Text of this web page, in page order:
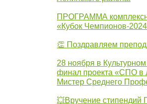
ПРОГРАММА
«Кубок Чемпионов-
👏 Поздравляем
28 ноября в
финал проекта «СПО в
Мистер Среднего
💥Вручение стипендий